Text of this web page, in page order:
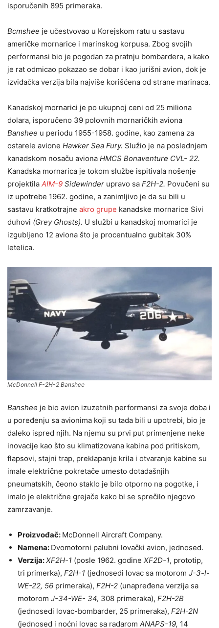
isporučenih 895 primeraka.
Bcmshee je učestvovao u Korejskom ratu u sastavu
američke mornarice i marinskog korpusa. Zbog svojih
performansi bio je pogodan za pratnju bombardera, a kako
je rat odmicao pokazao se dobar i kao jurišni avion, dok je
izviđačka verzija bila najviše korišćena od strane marinaca.
Kanadskoj mornarici je po ukupnoj ceni od 25 miliona
dolara, isporučeno 39 polovnih mornaričkih aviona
Banshee u periodu 1955-1958. godine, kao zamena za
ostarele avione Hawker Sea Fury. Služio je na poslednjem
kanadskom nosaču aviona HMCS Bonaventure CVL- 22.
Kanadska mornarica je tokom službe ispitivala nošenje
projektila AIM-9 Sidewinder upravo sa F2H-2. Povučeni su
iz upotrebe 1962. godine, a zanimljivo je da su bili u
sastavu kratkotrajne akro grupe kanadske mornarice Sivi
duhovi (Grey Ghosts). U službi u kanadskoj momarici je
izgubljeno 12 aviona što je procentualno gubitak 30%
letelica.
McDonnell F-2H-2 Banshee
Banshee je bio avion izuzetnih performansi za svoje doba i
u poređenju sa avionima koji su tada bili u upotrebi, bio je
daleko ispred njih. Na njemu su prvi put primenjene neke
inovacije kao što su klimatizovana kabina pod pritiskom,
flapsovi, stajni trap, preklapanje krila i otvaranje kabine su
imale električne pokretače umesto dotadašnjih
pneumatskih, čeono staklo je bilo otporno na pogotke, i
imalo je električne grejače kako bi se sprečilo njegovo
zamrzavanje.
Proizvođač: McDonnell Aircraft Company.
Namena: Dvomotorni palubni lovački avion, jednosed.
Verzija:XF2H-1 (posle 1962. godine XF2D-1, prototip,
tri primerka), F2H-1 (jednosedi lovac sa motorom J-3-l-
WE-22, 56 primeraka), F2H-2 (unapređena verzija sa
motorom J-34-WE- 34, 308 primeraka), F2H-2B
(jednosedi lovac-bombarder, 25 primeraka), F2H-2N
(jednosed i noćni lovac sa radarom ANAPS-19, 14